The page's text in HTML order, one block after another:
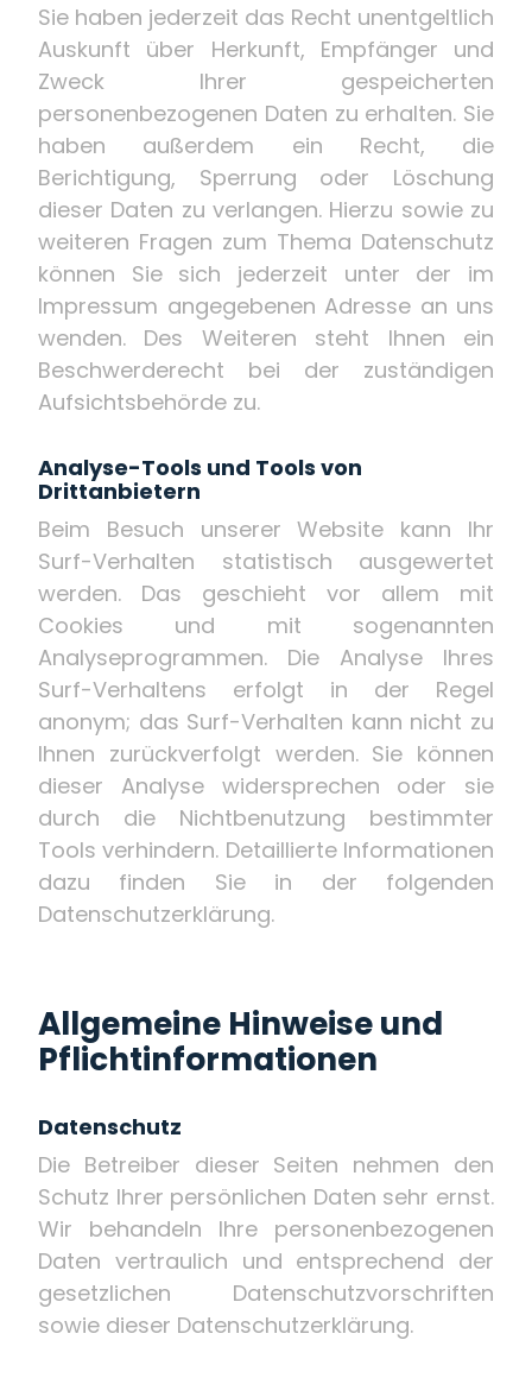
Sie haben jederzeit das Recht unentgeltlich
Auskunft über Herkunft, Empfänger und
Zweck Ihrer gespeicherten
personenbezogenen Daten zu erhalten. Sie
haben außerdem ein Recht, die
Berichtigung, Sperrung oder Löschung
dieser Daten zu verlangen. Hierzu sowie zu
weiteren Fragen zum Thema Datenschutz
können Sie sich jederzeit unter der im
Impressum angegebenen Adresse an uns
wenden. Des Weiteren steht Ihnen ein
Beschwerderecht bei der zuständigen
Aufsichtsbehörde zu.
Analyse-Tools und Tools von
Drittanbietern
Beim Besuch unserer Website kann Ihr
Surf-Verhalten statistisch ausgewertet
werden. Das geschieht vor allem mit
Cookies und mit sogenannten
Analyseprogrammen. Die Analyse Ihres
Surf-Verhaltens erfolgt in der Regel
anonym; das Surf-Verhalten kann nicht zu
Ihnen zurückverfolgt werden. Sie können
dieser Analyse widersprechen oder sie
durch die Nichtbenutzung bestimmter
Tools verhindern. Detaillierte Informationen
dazu finden Sie in der folgenden
Datenschutzerklärung.
Allgemeine Hinweise und
Pflichtinformationen
Datenschutz
Die Betreiber dieser Seiten nehmen den
Schutz Ihrer persönlichen Daten sehr ernst.
Wir behandeln Ihre personenbezogenen
Daten vertraulich und entsprechend der
gesetzlichen Datenschutzvorschriften
sowie dieser Datenschutzerklärung.